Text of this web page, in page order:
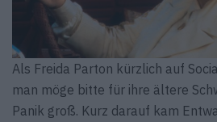
Als Freida Parton kürzlich auf
man möge bitte für ihre ältere
Panik groß. Kurz darauf kam